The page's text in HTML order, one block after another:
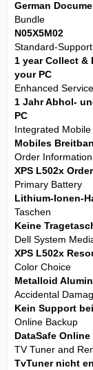
German
Bundle
N05X5M02
Standard-Support
1 year Collect &
your PC
Enhanced
1 Jahr Abhol-
PC
Integrated
Mobiles
Order Information
XPS L502x
Primary Battery
Lithium-Ionen-
Taschen
Keine
Dell System
XPS L502x
Color Choice
Metalloid
Accidental
Kein Support
Online Backup
DataSafe
TV Tuner and
TvTuner nicht